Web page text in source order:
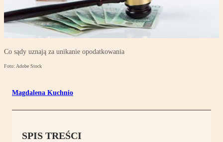
Co sądy uznają za unikanie opodatkowania
Foto: Adobe Stock
Magdalena Kuchnio
SPIS TREŚCI